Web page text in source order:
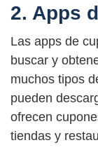
2. Apps
Las apps de
buscar y
muchos tipos
pueden
ofrecen
tiendas y